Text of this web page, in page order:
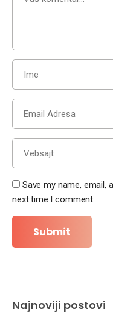
Save my name, email,
next time I comment.
Najnoviji postovi